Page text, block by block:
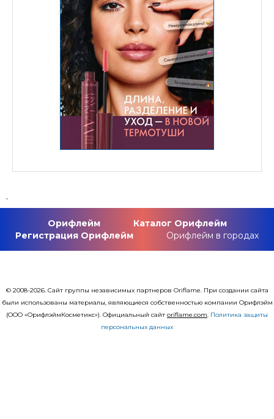
.
Орифлейм
Каталог Орифлейм
Регистрация Орифлейм
Орифлейм в городах
© 2008-2026. Сайт группы независимых партнеров Oriflame. При создании сайта
были использованы материалы, являющиеся собственностью компании Орифлэйм
(ООО «ОрифлэймКосметикс»). Официальный сайт оriflаme.com. Политика защиты
персональных данных